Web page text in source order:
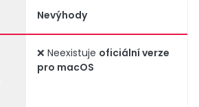
Nevýhody
❌ Neexistuje oficiální verze
pro macOS